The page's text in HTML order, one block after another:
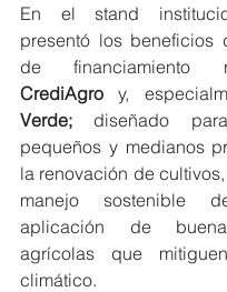
En el stand
presentó los beneficios
CrediAgro y,
Verde; diseñado
pequeños y medianos
la renovación de
manejo sostenible
aplicación de
agrícolas que
climático.